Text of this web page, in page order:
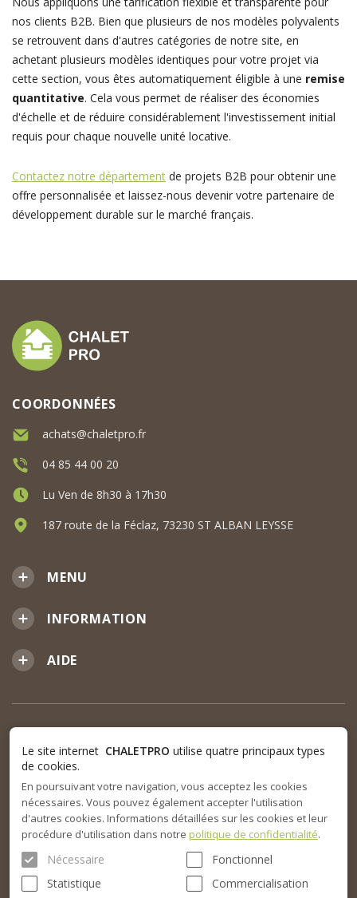
nos clients B2B. Bien que plusieurs de nos modèles polyvalents
se retrouvent dans d'autres catégories de notre site, en
achetant plusieurs modèles identiques pour votre projet via
cette section, vous êtes automatiquement éligible à une remise
quantitative. Cela vous permet de réaliser des économies
d'échelle et de réduire considérablement l'investissement initial
requis pour chaque nouvelle unité locative.
Contactez notre départementde projets B2B pour obtenir une
offre personnalisée et laissez-nous devenir votre partenaire de
développement durable sur le marché français.
MENU
INFORMATION
AIDE
COORDONNÉES
achats@chaletpro.fr
04 85 44 00 20
Lu Ven de 8h30 à 17h30
187 route de la Féclaz, 73230 ST ALBAN LEYSSE
Le site internet CHALETPRO utilise quatre principaux types
de cookies.
En poursuivant votre navigation, vous acceptez les cookies
nécessaires. Vous pouvez également accepter l'utilisation
d'autres cookies. Informations détaillées sur les cookies et leur
procédure d'utilisation dans notre politique de confidentialité.
Nécessaire
Fonctionnel
Statistique
Commercialisation